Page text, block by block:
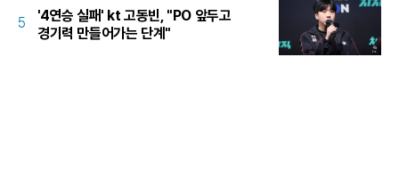
5
'4연승 실패' kt 고동빈, "PO 앞두고
경기력 만들어가는 단계"